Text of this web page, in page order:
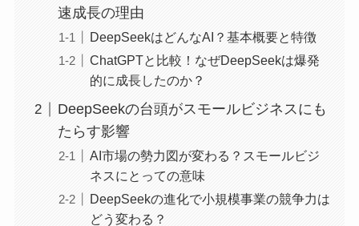
速成長の理由
DeepSeekはどんなAI？基本概要と特徴
ChatGPTと比較！なぜDeepSeekは爆発
的に成長したのか？
DeepSeekの台頭がスモールビジネスにも
たらす影響
AI市場の勢力図が変わる？スモールビジ
ネスにとっての意味
DeepSeekの進化で小規模事業の競争力は
どう変わる？